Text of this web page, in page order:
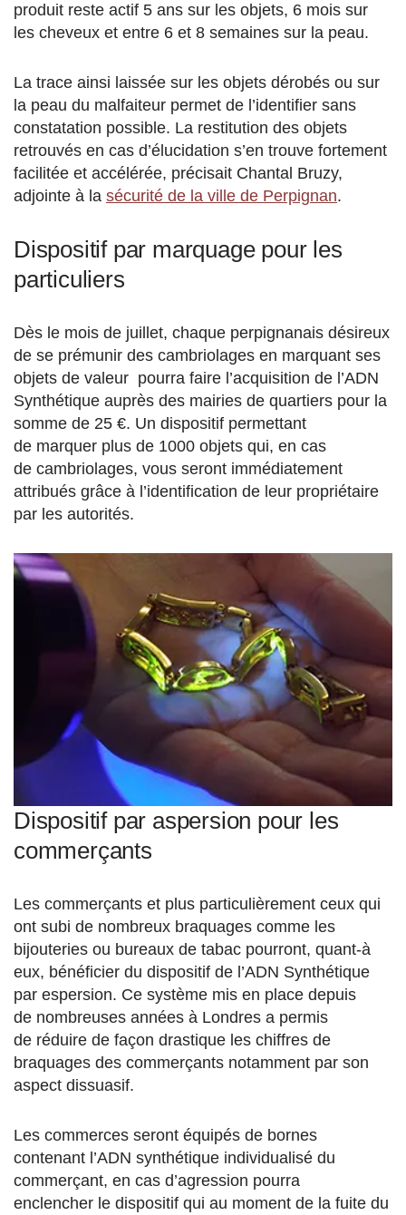
produit reste actif 5 ans sur les objets, 6 mois sur
les cheveux et entre 6 et 8 semaines sur la peau.
La trace ainsi laissée sur les objets dérobés ou sur
la peau du malfaiteur permet de l’identifier sans
constatation possible. La restitution des objets
retrouvés en cas d’élucidation s’en trouve fortement
facilitée et accélérée, précisait Chantal Bruzy,
adjointe à la sécurité de la ville de Perpignan.
Dispositif par marquage pour les
particuliers
Dès le mois de juillet, chaque perpignanais désireux
de se prémunir des cambriolages en marquant ses
objets de valeur pourra faire l’acquisition de l’ADN
Synthétique auprès des mairies de quartiers pour la
somme de 25 €. Un dispositif permettant
de marquer plus de 1000 objets qui, en cas
de cambriolages, vous seront immédiatement
attribués grâce à l’identification de leur propriétaire
par les autorités.
Dispositif par aspersion pour les
commerçants
Les commerçants et plus particulièrement ceux qui
ont subi de nombreux braquages comme les
bijouteries ou bureaux de tabac pourront, quant-à
eux, bénéficier du dispositif de l’ADN Synthétique
par espersion. Ce système mis en place depuis
de nombreuses années à Londres a permis
de réduire de façon drastique les chiffres de
braquages des commerçants notamment par son
aspect dissuasif.
Les commerces seront équipés de bornes
contenant l’ADN synthétique individualisé du
commerçant, en cas d’agression pourra
enclencher le dispositif qui au moment de la fuite du